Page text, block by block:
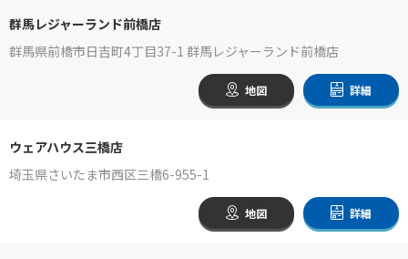
群馬レジャーランド前橋店
群馬県前橋市日吉町4丁目37-1 群馬レジャーランド前橋店
地図 詳細
ウェアハウス三橋店
埼玉県さいたま市西区三橋6-955-1
地図 詳細